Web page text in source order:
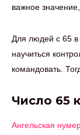
важное
Для людей с 65
научиться
командовать.
Число 65
Ангельская